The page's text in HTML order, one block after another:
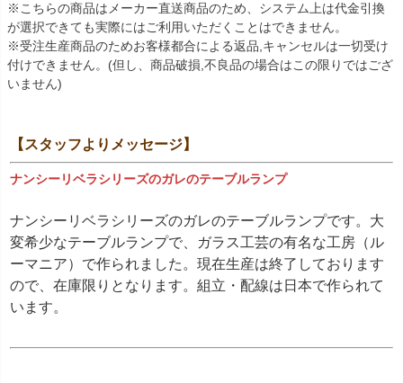
※こちらの商品はメーカー直送商品のため、システム上は代金引換
が選択できても実際にはご利用いただくことはできません。
※受注生産商品のためお客様都合による返品,キャンセルは一切受け
付けできません。(但し、商品破損,不良品の場合はこの限りではござ
いません)
【スタッフよりメッセージ】
ナンシーリベラシリーズのガレのテーブルランプ
ナンシーリベラシリーズのガレのテーブルランプです。大
変希少なテーブルランプで、ガラス工芸の有名な工房（ル
ーマニア）で作られました。現在生産は終了しております
ので、在庫限りとなります。組立・配線は日本で作られて
います。